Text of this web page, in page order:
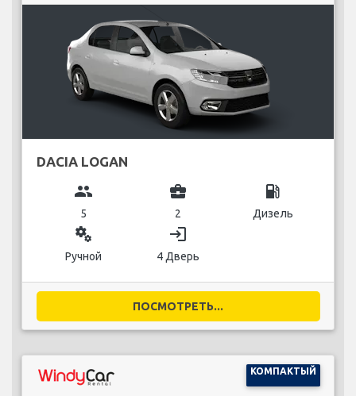
DACIA LOGAN
group
5
business_center
2
local_gas_station
Дизель
miscellaneous_services
Ручной
login
4 Дверь
ПОСМОТРЕТЬ...
КОМПАКТЫЙ